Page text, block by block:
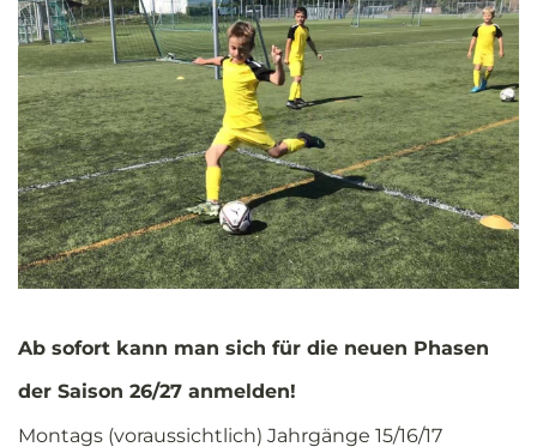
Ab sofort kann man sich für die neuen Phasen
der Saison 26/27 anmelden!
Montags (voraussichtlich) Jahrgänge 15/16/17